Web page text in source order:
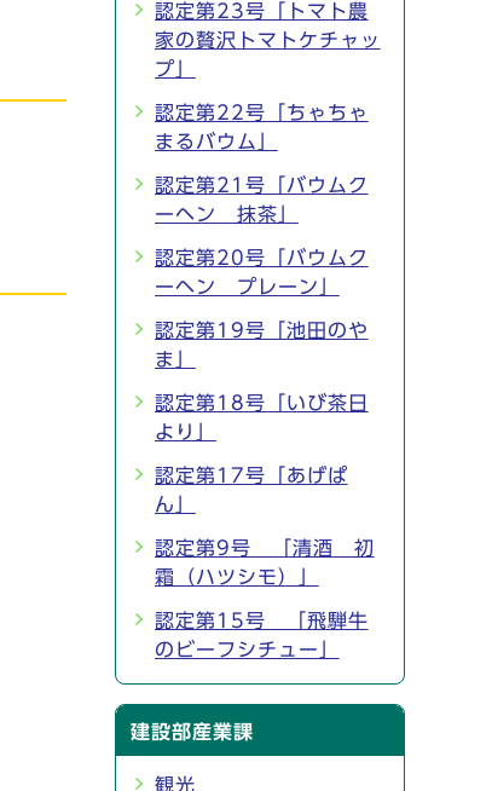
認定第23号「トマト農
家の贅沢トマトケチャッ
プ」
認定第22号「ちゃちゃ
まるバウム」
認定第21号「バウムク
ーヘン 抹茶」
認定第20号「バウムク
ーヘン プレーン」
認定第19号「池田のや
ま」
認定第18号「いび茶日
より」
認定第17号「あげぱ
ん」
認定第9号 「清酒 初
霜（ハツシモ）」
認定第15号 「飛騨牛
のビーフシチュー」
建設部産業課
観光